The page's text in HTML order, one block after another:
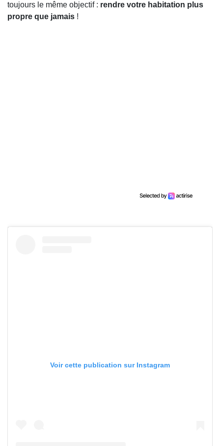
toujours le même objectif : rendre votre habitation plus
propre que jamais !
Voir cette publication sur Instagram